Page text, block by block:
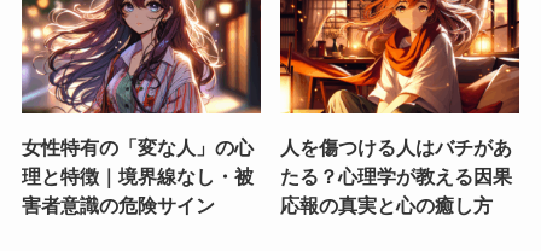
女性特有の「変な人」の心
理と特徴｜境界線なし・被
害者意識の危険サイン
人を傷つける人はバチがあ
たる？心理学が教える因果
応報の真実と心の癒し方